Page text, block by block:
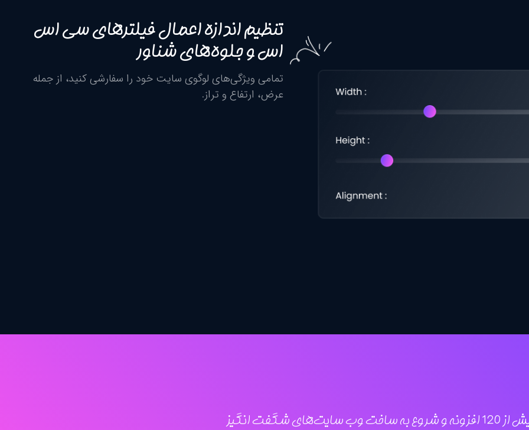
تنظیم اندازه اعمال فیلترهای سی اس
اس و جلوه‌های شناور
تمامی ویژگی‌های لوگوی سایت خود را سفارشی کنید، از جمله
عرض، ارتفاع و تراز.
سایت‌های شگفت‌ انگیز